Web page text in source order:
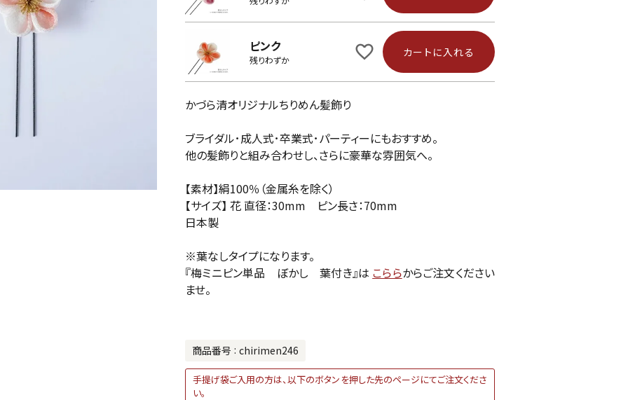
ピンク
残りわずか
カートに入れる
かづら清オリジナルちりめん髪飾り
ブライダル･成人式･卒業式･パーティーにもおすすめ。
他の髪飾りと組み合わせし、さらに豪華な雰囲気へ。
【素材】絹100％（金属糸を除く）
【サイズ】 花 直径：30mm ピン長さ：70mm
日本製
※葉なしタイプになります。
『梅ミニピン単品 ぼかし 葉付き』は こららからご注文ください
ませ。
商品番号 chirimen246
手提げ袋ご入用の方は、以下のボタンを押した先のページにてご注文くださ
い。